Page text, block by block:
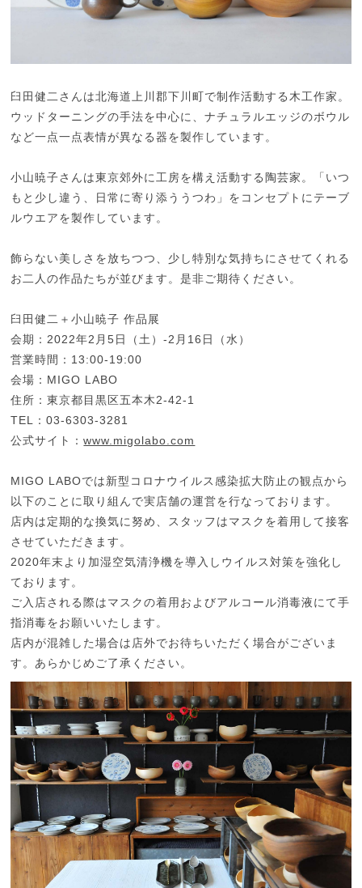
臼田健二さんは北海道上川郡下川町で制作活動する木工作家。
ウッドターニングの手法を中心に、ナチュラルエッジのボウル
など一点一点表情が異なる器を製作しています。
小山暁子さんは東京郊外に工房を構え活動する陶芸家。「いつ
もと少し違う、日常に寄り添ううつわ」をコンセプトにテーブ
ルウエアを製作しています。
飾らない美しさを放ちつつ、少し特別な気持ちにさせてくれる
お二人の作品たちが並びます。是非ご期待ください。
臼田健二＋小山暁子 作品展
会期：2022年2月5日（土）-2月16日（水）
営業時間：13:00-19:00
会場：MIGO LABO
住所：東京都目黒区五本木2-42-1
TEL：03-6303-3281
公式サイト：www.migolabo.com
MIGO LABOでは新型コロナウイルス感染拡大防止の観点から
以下のことに取り組んで実店舗の運営を行なっております。
店内は定期的な換気に努め、スタッフはマスクを着用して接客
させていただきます。
2020年末より加湿空気清浄機を導入しウイルス対策を強化し
ております。
ご入店される際はマスクの着用およびアルコール消毒液にて手
指消毒をお願いいたします。
店内が混雑した場合は店外でお待ちいただく場合がございま
す。あらかじめご了承ください。